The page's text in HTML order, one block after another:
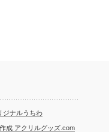
ジナルうちわ
成 アクリルグッズ.com